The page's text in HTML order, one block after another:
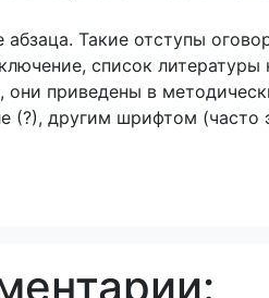
абзаца. Такие отступы
список
приведены в
(?), другим шрифтом (часто